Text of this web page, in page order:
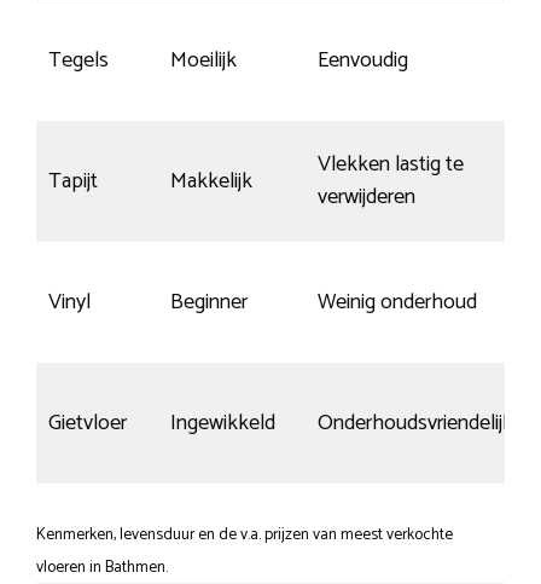
Tegels Moeilijk Eenvoudig
Tapijt Makkelijk
Vlekken lastig te
verwijderen
Vinyl Beginner Weinig onderhoud
Gietvloer Ingewikkeld Onderhoudsvriendelijk
Kenmerken, levensduur en de v.a. prijzen van meest verkochte
vloeren in Bathmen.